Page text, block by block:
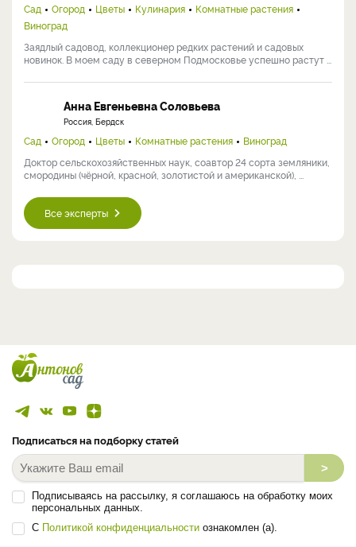
Сад Огород Цветы Кулинария
Комнатные растения
Виноград
Заядлый садовод, коллекционер редких растений и садовых
новинок. В моем саду в северном Подмосковье успешно растут ...
Анна Евгеньевна Соловьева
Россия, Бердск
Сад Огород Цветы Комнатные растения
Виноград
Доктор сельскохозяйственных наук, соавтор 24 сорта земляники,
смородины (чёрной, красной, золотистой и американской), ...
Все эксперты
Подписаться на подборку статей
>
Подписываясь на рассылку, я соглашаюсь на обработку моих
персональных данных.
С Политикой конфиденциальности ознакомлен (а).